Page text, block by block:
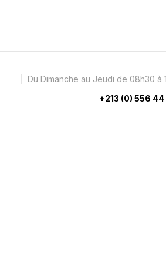
Du Dimanche au Jeudi de 08h30 à
+213 (0) 556